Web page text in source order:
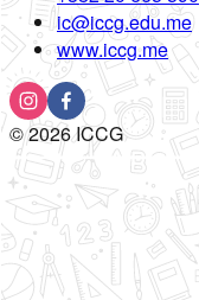
ic@iccg.edu.me
www.iccg.me
©2026ICCG